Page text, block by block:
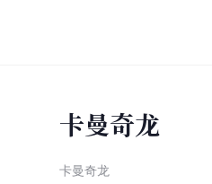
卡曼奇龙
卡曼奇龙